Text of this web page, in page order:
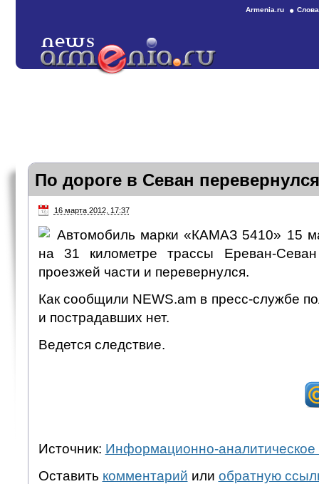
Armenia.ru
По дороге в Севан
16 марта 2012, 17:37
Автомобиль марки «КАМАЗ 5410» 15
на 31 километре трассы Ереван-
проезжей части и перевернулся.
Как сообщили NEWS.am в пресс-службе
и пострадавших нет.
Ведется следствие.
Источник: Информационно-аналитическое
Оставить комментарий или обратную